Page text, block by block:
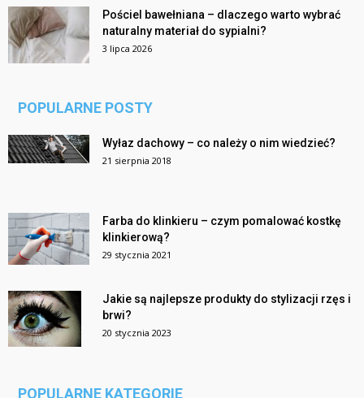
Pościel bawełniana – dlaczego warto wybrać
naturalny materiał do sypialni?
3 lipca 2026
POPULARNE POSTY
Wyłaz dachowy – co należy o nim wiedzieć?
21 sierpnia 2018
Farba do klinkieru – czym pomalować kostkę
klinkierową?
29 stycznia 2021
Jakie są najlepsze produkty do stylizacji rzęs i
brwi?
20 stycznia 2023
POPULARNE KATEGORIE